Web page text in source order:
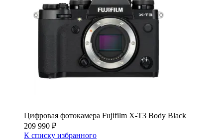
Цифровая фотокамера Fujifilm X-T3 Body Black
209 990 ₽
К списку избранного